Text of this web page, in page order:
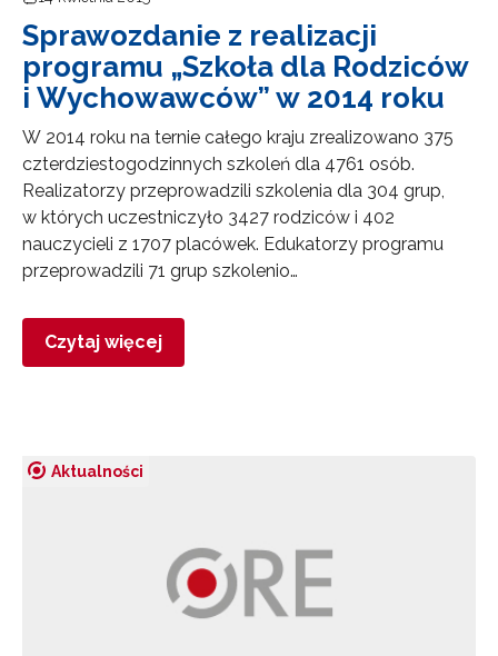
Sprawozdanie z realizacji
programu „Szkoła dla Rodziców
i Wychowawców” w 2014 roku
W 2014 roku na ternie całego kraju zrealizowano 375
czterdziestogodzinnych szkoleń dla 4761 osób.
Realizatorzy przeprowadzili szkolenia dla 304 grup,
w których uczestniczyło 3427 rodziców i 402
nauczycieli z 1707 placówek. Edukatorzy programu
przeprowadzili 71 grup szkolenio…
Czytaj więcej
Aktualności